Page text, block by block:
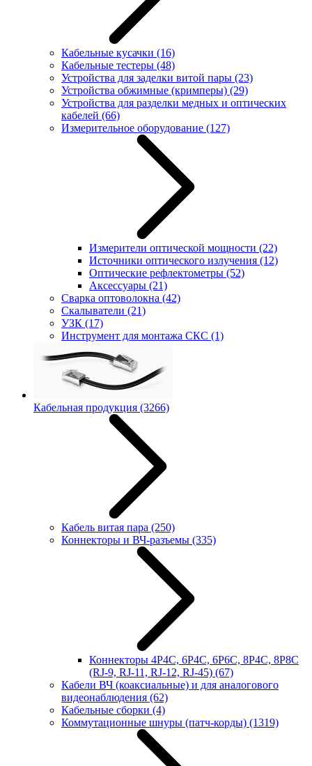
Кабельные кусачки (16)
Кабельные тестеры (48)
Устройства для заделки витой пары (23)
Устройства обжимные (кримперы) (29)
Устройства для разделки медных и оптических
кабелей (66)
Измерительное оборудование (127)
Измерители оптической мощности (22)
Источники оптического излучения (12)
Оптические рефлектометры (52)
Аксессуары (21)
Сварка оптоволокна (42)
Скалыватели (21)
УЗК (17)
Инструмент для монтажа СКС (1)
Кабельная продукция (3266)
Кабель витая пара (250)
Коннекторы и ВЧ-разъемы (335)
Коннекторы 4P4C, 6P4C, 6P6C, 8P4C, 8P8C
(RJ-9, RJ-11, RJ-12, RJ-45) (67)
Кабели ВЧ (коаксиальные) и для аналогового
видеонаблюдения (62)
Кабельные сборки (4)
Коммутационные шнуры (патч-корды) (1319)